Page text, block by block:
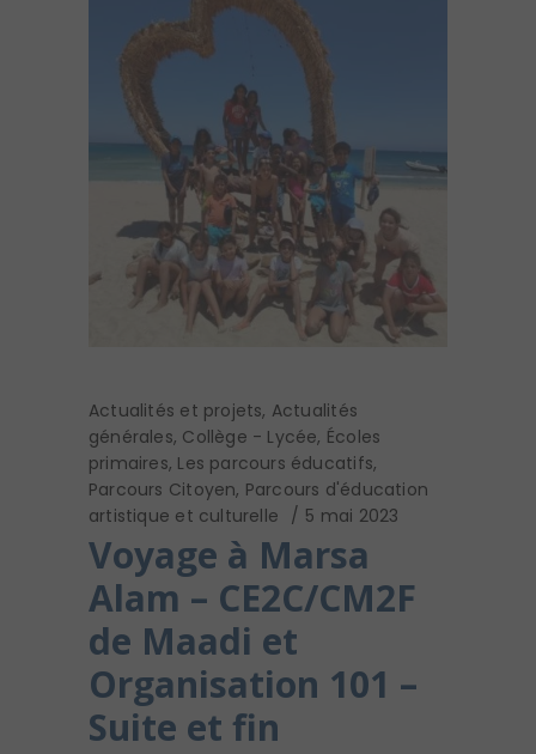
Actualités et projets, Actualités
générales, Collège - Lycée, Écoles
primaires, Les parcours éducatifs,
Parcours Citoyen, Parcours d'éducation
artistique et culturelle
5 mai 2023
Voyage à Marsa
Alam – CE2C/CM2F
de Maadi et
Organisation 101 –
Suite et fin